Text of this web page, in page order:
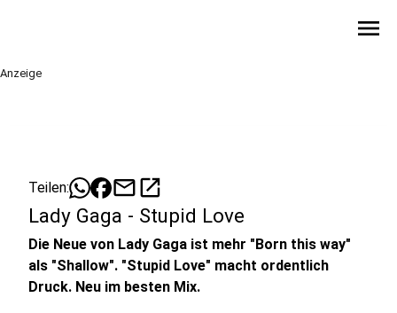
menu
Anzeige
Teilen: mailopen_in_new
Lady Gaga - Stupid Love
Die Neue von Lady Gaga ist mehr "Born this way"
als "Shallow". "Stupid Love" macht ordentlich
Druck. Neu im besten Mix.